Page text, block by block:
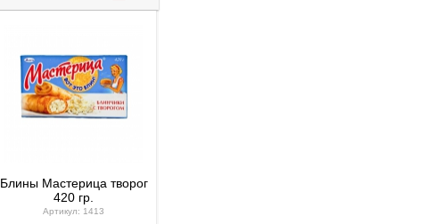
Блины Мастерица творог
420 гр.
Артикул: 1413